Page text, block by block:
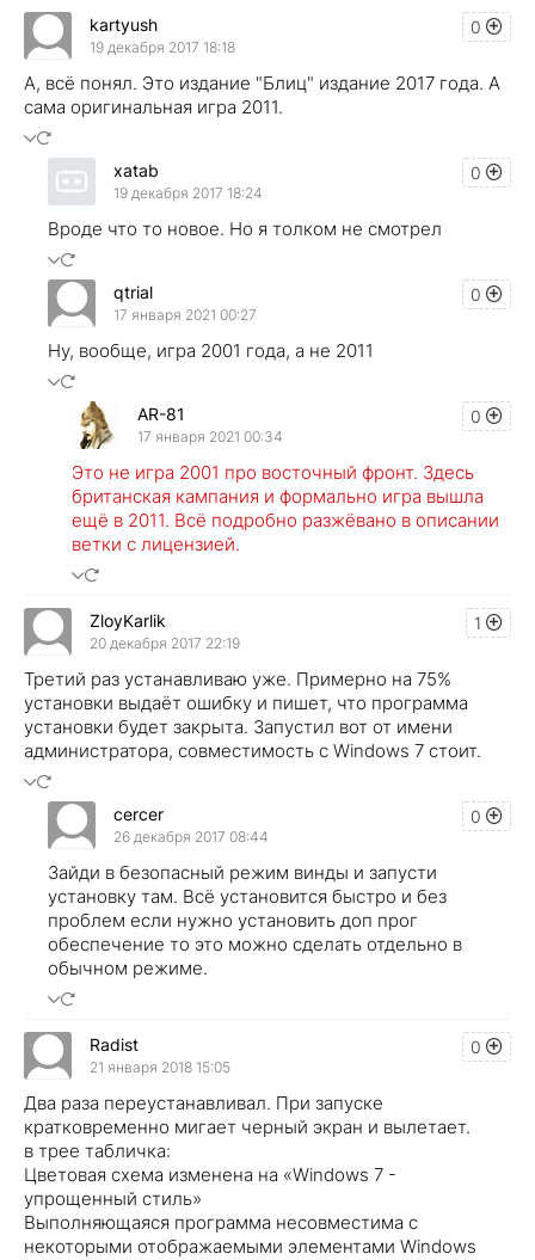
0
kartyush
19 декабря 2017 18:18
А, всё понял. Это издание "Блиц" издание 2017 года. А
сама оригинальная игра 2011.
0
xatab
19 декабря 2017 18:24
Вроде что то новое. Но я толком не смотрел
0
qtrial
17 января 2021 00:27
Ну, вообще, игра 2001 года, а не 2011
0
AR-81
17 января 2021 00:34
Это не игра 2001 про восточный фронт. Здесь
британская кампания и формально игра вышла
ещё в 2011. Всё подробно разжёвано в описании
ветки с лицензией.
1
ZloyKarlik
20 декабря 2017 22:19
Третий раз устанавливаю уже. Примерно на 75%
установки выдаёт ошибку и пишет, что программа
установки будет закрыта. Запустил вот от имени
администратора, совместимость с Windows 7 стоит.
0
cercer
26 декабря 2017 08:44
Зайди в безопасный режим винды и запусти
установку там. Всё установится быстро и без
проблем если нужно установить доп прог
обеспечение то это можно сделать отдельно в
обычном режиме.
0
Radist
21 января 2018 15:05
Два раза переустанавливал. При запуске
кратковременно мигает черный экран и вылетает.
в трее табличка:
Цветовая схема изменена на «Windows 7 -
упрощенный стиль»
Выполняющаяся программа несовместима с
некоторыми отображаемыми элементами Windows